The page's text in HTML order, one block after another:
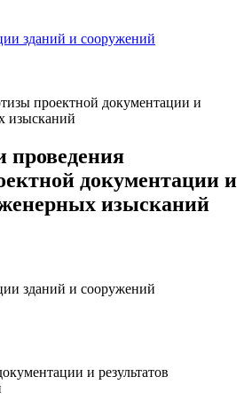
зданий и сооружений
проектной документации и
изысканий
проведения
документации и
изысканий
зданий и сооружений
и результатов